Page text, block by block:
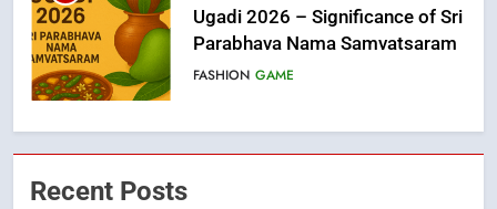
Ugadi 2026 – Significance of Sri
Parabhava Nama Samvatsaram
FASHION GAME
7
తిరుమల లడ్డూ నెయ్యి కల్తీ: పవిత్ర
Recent Posts